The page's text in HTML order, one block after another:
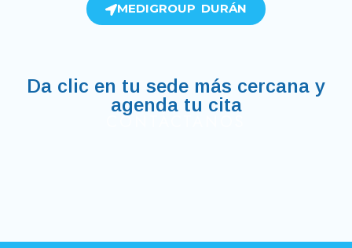
MEDIGROUP DURÁN
Da clic en tu sede más cercana y
agenda tu cita
CONTÁCTANOS